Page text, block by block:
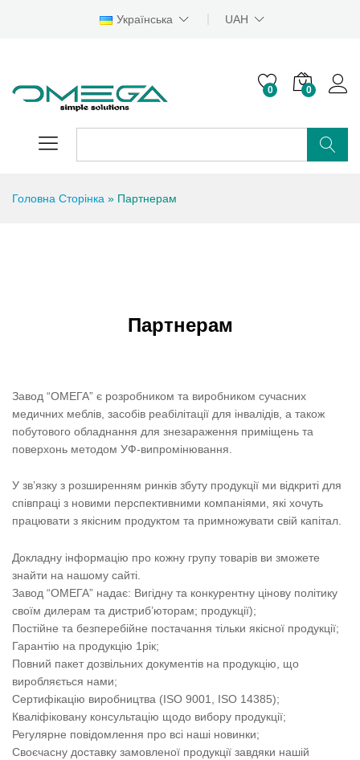
Українська UAH
0 0
Головна Сторінка » Партнерам
Партнерам
Завод “ОМЕГА” є розробником та виробником сучасних
медичних меблів, засобів реабілітації для інвалідів, а також
побутового обладнання для знезараження приміщень та
поверхонь методом УФ-випромінювання.
У зв’язку з розширенням ринків збуту продукції ми відкриті для
співпраці з новими перспективними компаніями, які хочуть
працювати з якісним продуктом та примножувати свій капітал.
Докладну інформацію про кожну групу товарів ви зможете
знайти на нашому сайті.
Завод “ОМЕГА” надає: Вигідну та конкурентну цінову політику
своїм дилерам та дистриб’юторам; продукції);
Постійне та безперебійне постачання тільки якісної продукції;
Гарантію на продукцію 1рік;
Повний пакет дозвільних документів на продукцію, що
виробляється нами;
Сертифікацію виробництва (ISO 9001, ISO 14385);
Кваліфіковану консультацію щодо вибору продукції;
Регулярне повідомлення про всі наші новинки;
Своєчасну доставку замовленої продукції завдяки нашій